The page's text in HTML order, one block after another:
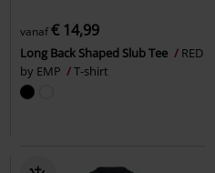
vanaf€ 14,99
Long Back Shaped Slub Tee
RED
by EMP
T-shirt